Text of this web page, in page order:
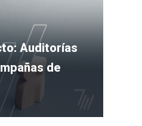
Auditorías
de